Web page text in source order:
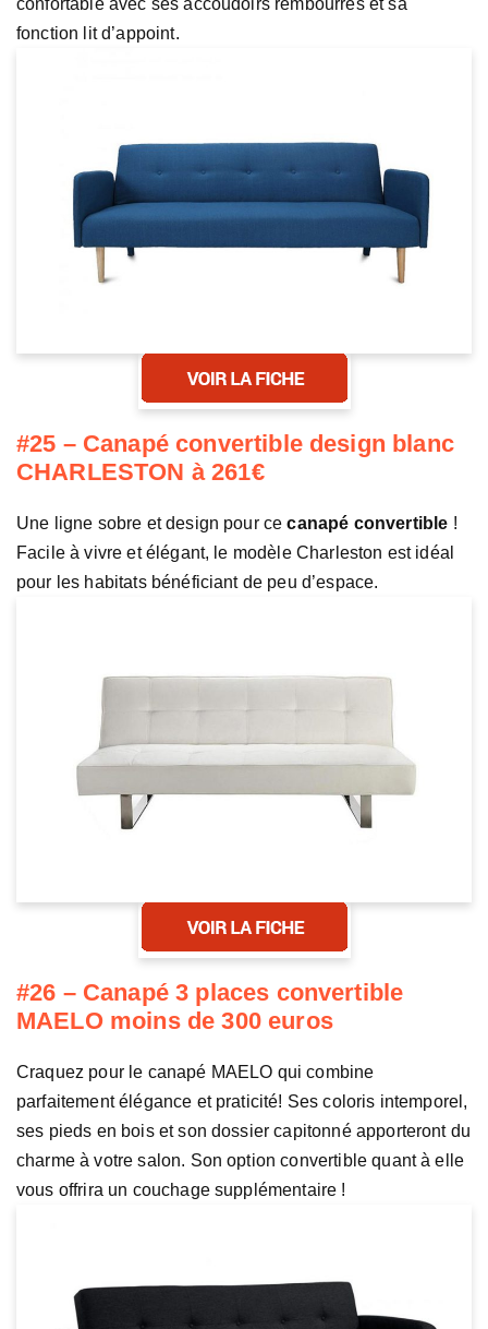
fonction lit d’appoint.
#25 – Canapé convertible design blanc
CHARLESTON à 261€
Une ligne sobre et design pour cecanapé convertible !
Facile à vivre et élégant, le modèle Charleston est idéal
pour les habitats bénéficiant de peu d’espace.
#26 – Canapé 3 places convertible
MAELO moins de 300 euros
Craquez pour le canapé MAELO qui combine
parfaitement élégance et praticité! Ses coloris intemporel,
ses pieds en bois et son dossier capitonné apporteront du
charme à votre salon. Son option convertible quant à elle
vous offrira un couchage supplémentaire !